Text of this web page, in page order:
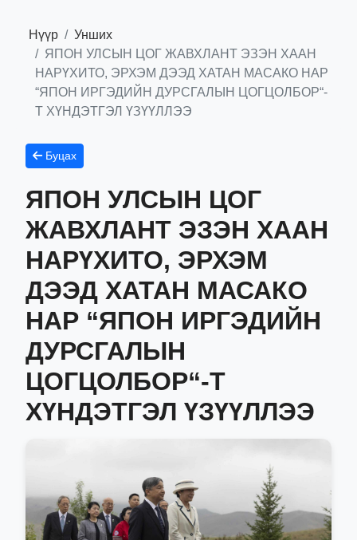
Нүүр
Унших
ЯПОН УЛСЫН ЦОГ ЖАВХЛАНТ ЭЗЭН ХААН
НАРҮХИТО, ЭРХЭМ ДЭЭД ХАТАН МАСАКО НАР
“ЯПОН ИРГЭДИЙН ДУРСГАЛЫН ЦОГЦОЛБОР“-
Т ХҮНДЭТГЭЛ ҮЗҮҮЛЛЭЭ
Буцах
ЯПОН УЛСЫН ЦОГ
ЖАВХЛАНТ ЭЗЭН ХААН
НАРҮХИТО, ЭРХЭМ
ДЭЭД ХАТАН МАСАКО
НАР “ЯПОН ИРГЭДИЙН
ДУРСГАЛЫН
ЦОГЦОЛБОР“-Т
ХҮНДЭТГЭЛ ҮЗҮҮЛЛЭЭ